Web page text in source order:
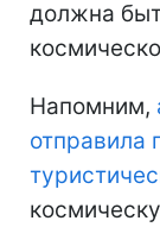
должна
Напомним,
отправила